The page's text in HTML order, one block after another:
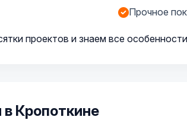
Прочное
проектов и знаем все
Кропоткине